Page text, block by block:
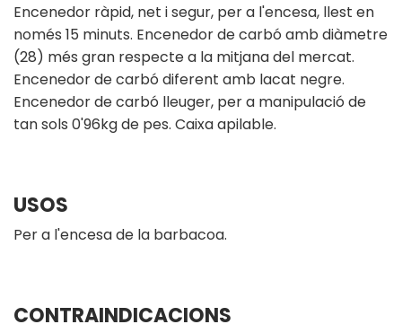
Encenedor ràpid, net i segur, per a l'encesa, llest en
només 15 minuts. Encenedor de carbó amb diàmetre
(28) més gran respecte a la mitjana del mercat.
Encenedor de carbó diferent amb lacat negre.
Encenedor de carbó lleuger, per a manipulació de
tan sols 0'96kg de pes. Caixa apilable.
USOS
Per a l'encesa de la barbacoa.
CONTRAINDICACIONS